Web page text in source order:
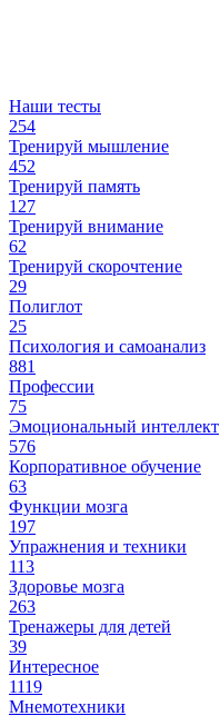
Наши тесты
254
Тренируй мышление
452
Тренируй память
127
Тренируй внимание
62
Тренируй скорочтение
29
Полиглот
25
Психология и самоанализ
881
Профессии
75
Эмоциональный интеллект
576
Корпоративное обучение
63
Функции мозга
197
Упражнения и техники
113
Здоровье мозга
263
Тренажеры для детей
39
Интересное
1119
Мнемотехники